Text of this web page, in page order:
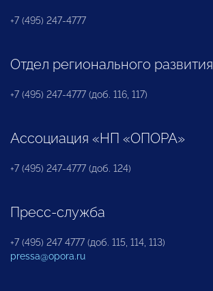
+7 (495) 247-4777
Отдел регионального развития
+7 (495) 247-4777 (доб. 116, 117)
Ассоциация «НП «ОПОРА»
+7 (495) 247-4777 (доб. 124)
Пресс-служба
+7 (495) 247 4777 (доб. 115, 114, 113)
pressa@opora.ru